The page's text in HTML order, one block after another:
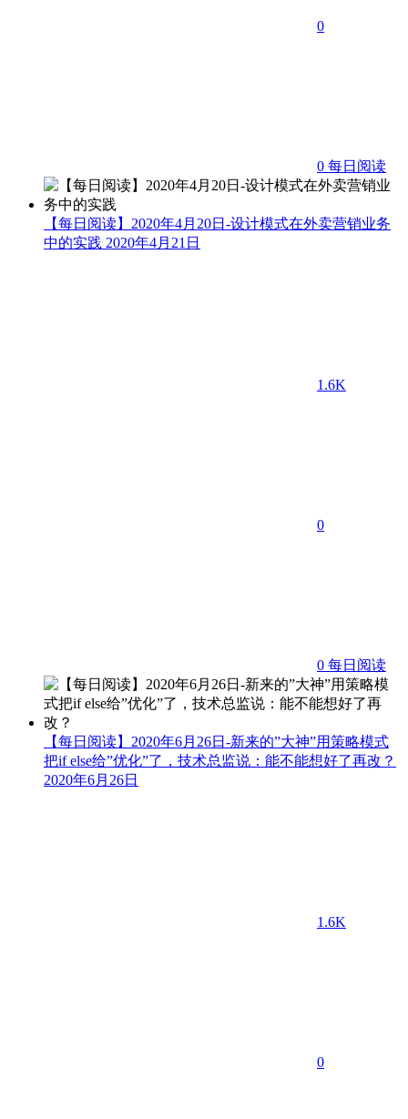
0
0 每日阅读
【每日阅读】2020年4月20日-设计模式在外卖营销业务
中的实践 2020年4月21日
1.6K
0
0 每日阅读
【每日阅读】2020年6月26日-新来的”大神”用策略模式
把if else给”优化”了，技术总监说：能不能想好了再改？
2020年6月26日
1.6K
0